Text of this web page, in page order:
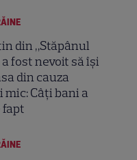
din „Stăpânul
fost nevoit să își
din cauza
mic: Câți bani a
fapt